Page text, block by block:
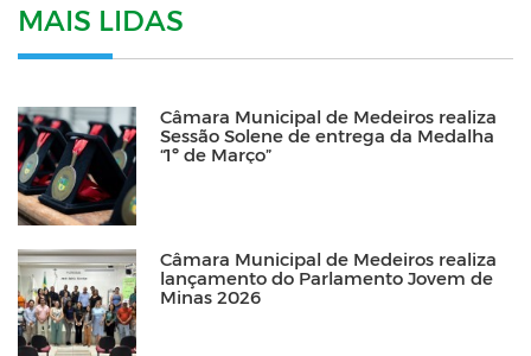
MAIS LIDAS
Câmara Municipal de Medeiros realiza
Sessão Solene de entrega da Medalha
“1º de Março”
Câmara Municipal de Medeiros realiza
lançamento do Parlamento Jovem de
Minas 2026